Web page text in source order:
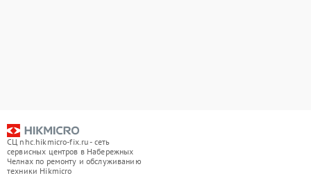
СЦ nhc.hikmicro-fix.ru - сеть
сервисных центров в Набережных
Челнах по ремонту и обслуживанию
техники Hikmicro